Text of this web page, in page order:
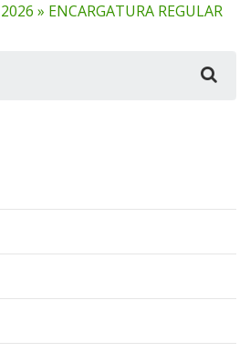
» ENCARGATURA REGULAR